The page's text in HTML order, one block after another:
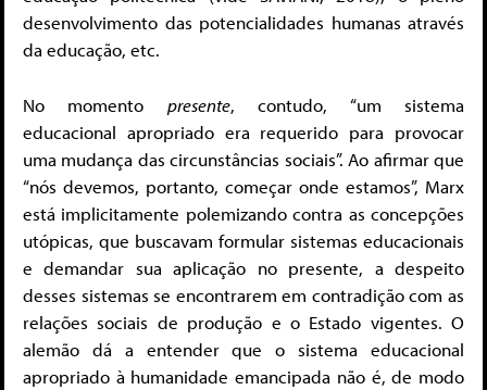
desenvolvimento das potencialidades humanas através
da educação, etc.
No momento presente, contudo, “um sistema
educacional apropriado era requerido para provocar
uma mudança das circunstâncias sociais”. Ao afirmar que
“nós devemos, portanto, começar onde estamos”, Marx
está implicitamente polemizando contra as concepções
utópicas, que buscavam formular sistemas educacionais
e demandar sua aplicação no presente, a despeito
desses sistemas se encontrarem em contradição com as
relações sociais de produção e o Estado vigentes. O
alemão dá a entender que o sistema educacional
apropriado à humanidade emancipada não é, de modo